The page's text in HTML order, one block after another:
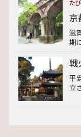
た
京
滋
期
戦
平
立